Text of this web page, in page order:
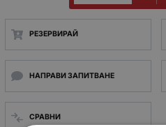
РЕЗЕРВИРАЙ
НАПРАВИ ЗАПИТВАНЕ
СРАВНИ